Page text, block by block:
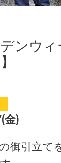
デンウ
金)
御引立て